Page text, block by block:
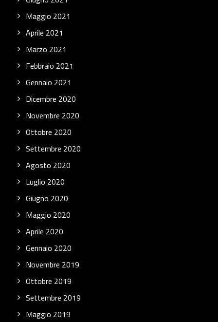
Maggio 2021
Aprile 2021
Marzo 2021
Febbraio 2021
Gennaio 2021
Dicembre 2020
Novembre 2020
Ottobre 2020
Settembre 2020
Agosto 2020
Luglio 2020
Giugno 2020
Maggio 2020
Aprile 2020
Gennaio 2020
Novembre 2019
Ottobre 2019
Settembre 2019
Maggio 2019